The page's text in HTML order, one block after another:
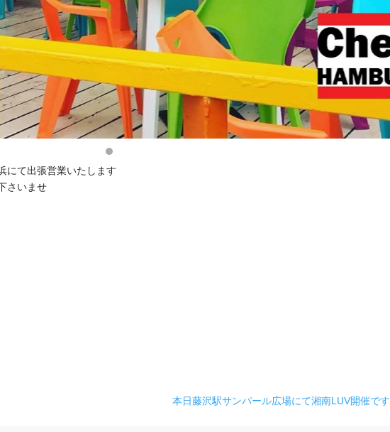
にて出張営業いたします
さいませ
本日藤沢駅サンパール広場にて湘南LUV開催です